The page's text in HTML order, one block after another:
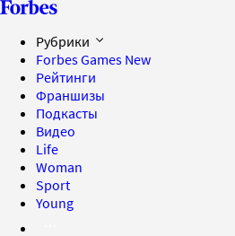
Рубрики
Forbes Games New
Рейтинги
Франшизы
Подкасты
Видео
Life
Woman
Sport
Young